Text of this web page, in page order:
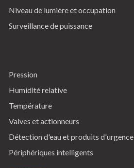
Niveau de lumière et occupation
Surveillance de puissance
Pression
Humidité relative
Température
Valves et actionneurs
Détection d'eau et produits d'urgence
Périphériques intelligents